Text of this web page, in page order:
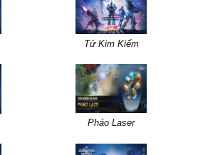
Tử Kim Kiếm
Pháo Laser